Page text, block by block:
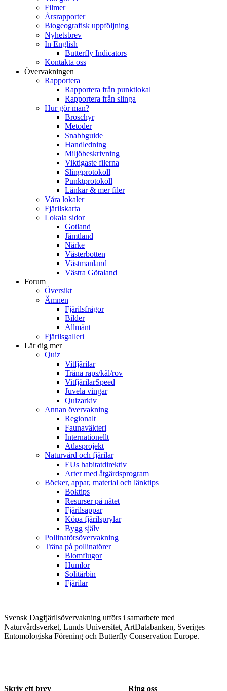
Filmer
Årsrapporter
Biogeografisk uppföljning
Nyhetsbrev
In English
Butterfly Indicators
Kontakta oss
Övervakningen
Rapportera
Rapportera från punktlokal
Rapportera från slinga
Hur gör man?
Broschyr
Metoder
Snabbguide
Handledning
Miljöbeskrivning
Viktigaste filerna
Slingprotokoll
Punktprotokoll
Länkar & mer filer
Våra lokaler
Fjärilskarta
Lokala sidor
Gotland
Jämtland
Närke
Västerbotten
Västmanland
Västra Götaland
Forum
Översikt
Ämnen
Fjärilsfrågor
Bilder
Allmänt
Fjärilsgalleri
Lär dig mer
Quiz
Vitfjärilar
Träna raps/kål/rov
VitfjärilarSpeed
Juvela vingar
Quizarkiv
Annan övervakning
Regionalt
Faunaväkteri
Internationellt
Atlasprojekt
Naturvård och fjärilar
EUs habitatdirektiv
Arter med åtgärdsprogram
Böcker, appar, material och länktips
Boktips
Resurser på nätet
Fjärilsappar
Köpa fjärilsprylar
Bygg själv
Pollinatörsövervakning
Träna på pollinatörer
Blomflugor
Humlor
Solitärbin
Fjärilar
Svensk Dagfjärilsövervakning utförs i samarbete med
Naturvårdsverket, Lunds Universitet, ArtDatabanken, Sveriges
Entomologiska Förening och Butterfly Conservation Europe.
Skriv ett brev Ring oss